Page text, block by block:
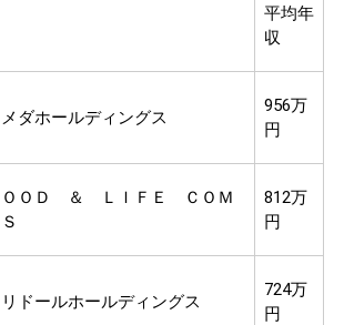
平均年
収
ダホールディングス
956万
円
ＯＯＤ ＆ ＬＩＦＥ ＣＯＭ
812万
円
ドールホールディングス
724万
円